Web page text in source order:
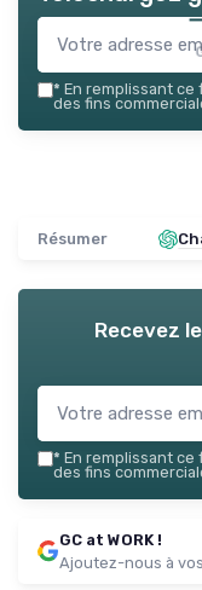
* En remplissant ce
des fins
Résumer
Recevez
* En remplissant ce
des fins
GC at WORK !
Ajoutez-nous à